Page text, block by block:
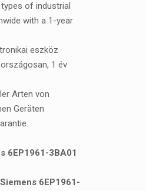
of industrial
with a 1-year
eszköz
1 év
Arten von
Geräten
6EP1961-3BA01
Siemens 6EP1961-